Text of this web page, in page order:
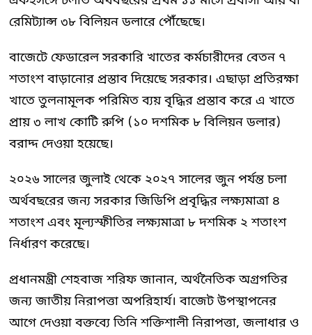
রেমিট্যান্স ৩৮ বিলিয়ন ডলারে পৌঁছেছে।
বাজেটে ফেডারেল সরকারি খাতের কর্মচারীদের বেতন ৭
শতাংশ বাড়ানোর প্রস্তাব দিয়েছে সরকার। এছাড়া প্রতিরক্ষা
খাতে তুলনামূলক পরিমিত ব্যয় বৃদ্ধির প্রস্তাব করে এ খাতে
প্রায় ৩ লাখ কোটি রুপি (১০ দশমিক ৮ বিলিয়ন ডলার)
বরাদ্দ দেওয়া হয়েছে।
২০২৬ সালের জুলাই থেকে ২০২৭ সালের জুন পর্যন্ত চলা
অর্থবছরের জন্য সরকার জিডিপি প্রবৃদ্ধির লক্ষ্যমাত্রা ৪
শতাংশ এবং মূল্যস্ফীতির লক্ষ্যমাত্রা ৮ দশমিক ২ শতাংশ
নির্ধারণ করেছে।
প্রধানমন্ত্রী শেহবাজ শরিফ জানান, অর্থনৈতিক অগ্রগতির
জন্য জাতীয় নিরাপত্তা অপরিহার্য। বাজেট উপস্থাপনের
আগে দেওয়া বক্তব্যে তিনি শক্তিশালী নিরাপত্তা, জলাধার ও